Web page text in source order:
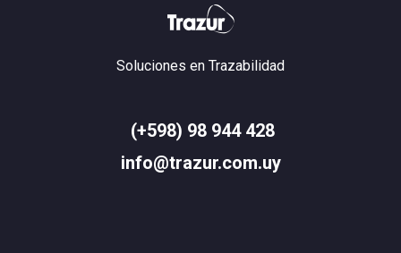
Soluciones en Trazabilidad
(+598) 98 944 428
info@trazur.com.uy